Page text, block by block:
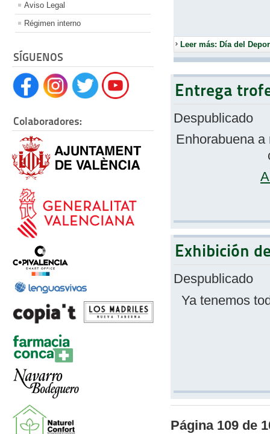
Aviso Legal
Régimen interno
SÍGUENOS
Colaboradores:
Leer más: Día del
Entrega
Despublicado
Enhorabuena a
Exhibición
Despublicado
Ya tenemos
Página 109 de